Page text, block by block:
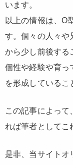
います。
以上の情報は、O
す。個々の人々や
から少し前後する
個性や経験や育っ
を形成しているこ
この記事によって
れば筆者としてこ
是非、当サイトオ